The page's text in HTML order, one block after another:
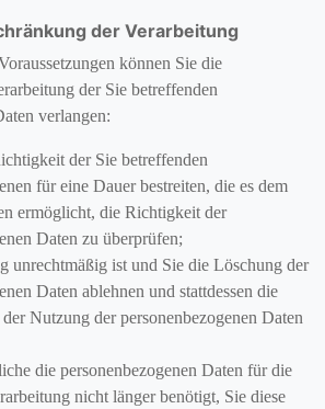
der Verarbeitung
können Sie die
der Sie betreffenden
verlangen:
der Sie betreffenden
für eine Dauer bestreiten, die es dem
ermöglicht, die Richtigkeit der
Daten zu überprüfen;
unrechtmäßig ist und Sie die Löschung der
Daten ablehnen und stattdessen die
Nutzung der personenbezogenen Daten
die personenbezogenen Daten für die
nicht länger benötigt, Sie diese